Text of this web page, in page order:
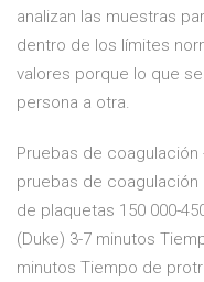
analizan las muestras
dentro de los límites
valores porque lo que
persona a otra.
Pruebas de coagulación
pruebas de coagulación
de plaquetas 150 000-
(Duke) 3-7 minutos
minutos Tiempo de